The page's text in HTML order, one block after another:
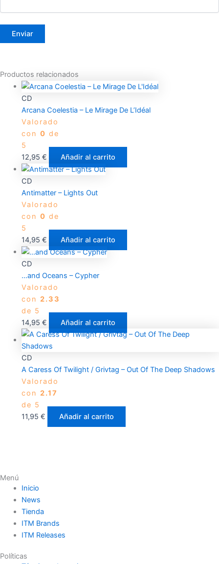
Productos relacionados
CD
Arcana Coelestia – Le Mirage De L’Idéal
Valorado
con 0 de
5
12,95 € Añadir al carrito
CD
Antimatter – Lights Out
Valorado
con 0 de
5
14,95 € Añadir al carrito
CD
…and Oceans – Cypher
Valorado
con 2.33
de 5
14,95 € Añadir al carrito
CD
A Caress Of Twilight / Grivtag – Out Of The Deep Shadows
Valorado
con 2.17
de 5
11,95 € Añadir al carrito
Menú
Inicio
News
Tienda
ITM Brands
ITM Releases
Políticas